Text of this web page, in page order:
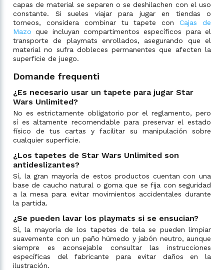
capas de material se separen o se deshilachen con el uso
constante. Si sueles viajar para jugar en tiendas o
torneos, considera combinar tu tapete conCajas de
Mazo que incluyan compartimentos específicos para el
transporte de playmats enrollados, asegurando que el
material no sufra dobleces permanentes que afecten la
superficie de juego.
Domande frequenti
¿Es necesario usar un tapete para jugar Star
Wars Unlimited?
No es estrictamente obligatorio por el reglamento, pero
sí es altamente recomendable para preservar el estado
físico de tus cartas y facilitar su manipulación sobre
cualquier superficie.
¿Los tapetes de Star Wars Unlimited son
antideslizantes?
Sí, la gran mayoría de estos productos cuentan con una
base de caucho natural o goma que se fija con seguridad
a la mesa para evitar movimientos accidentales durante
la partida.
¿Se pueden lavar los playmats si se ensucian?
Sí, la mayoría de los tapetes de tela se pueden limpiar
suavemente con un paño húmedo y jabón neutro, aunque
siempre es aconsejable consultar las instrucciones
específicas del fabricante para evitar daños en la
ilustración.